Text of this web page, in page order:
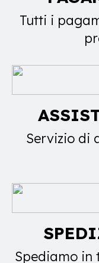
Tutti i
Servizio di
Spediamo